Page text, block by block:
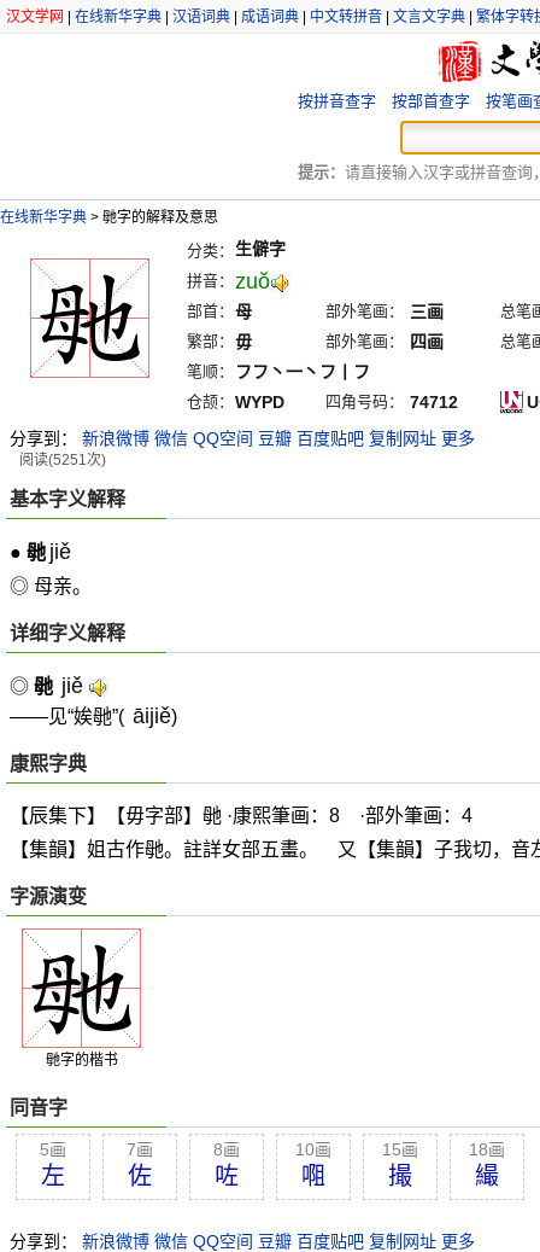
汉文学网 在线新华字典 汉语词典 成语词典 中文转拼音 文言文字典 繁体字转
按拼音查字 按部首查字 按笔画
提示： 请直接输入汉字或拼音查询
在线新华字典 > 毑字的解释及意思
分类： 生僻字
拼音： zuŏ
部首： 母 部外笔画： 三画
总笔
繁部： 毋 部外笔画： 四画
总笔
笔顺：
フフ丶一丶フ丨フ
仓颉： WYPD 四角号码： 74712
分享到：
新浪微博 微信 QQ空间 豆瓣 百度贴吧 复制网址 更多
阅读(5251次)
基本字义解释
● 毑 jiě
◎ 母亲。
详细字义解释
◎ 毑 jiě
——见“娭毑”( āijiě)
康熙字典
【辰集下】【毋字部】毑 ·康熙筆画：8 ·部外筆画：4
【集韻】姐古作毑。註詳女部五畫。 又【集韻】子我切，音
字源演变
毑字的楷书
同音字
5画
左
7画
佐
8画
咗
10画
唨
15画
撮
18画
繓
分享到： 新浪微博 微信 QQ空间 豆瓣 百度贴吧 复制网址 更多